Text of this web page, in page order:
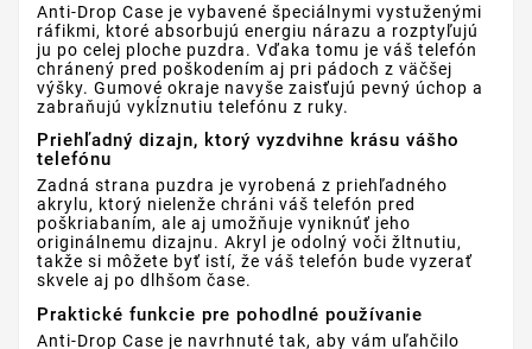
Anti-Drop Case je vybavené špeciálnymi vystuženými
ráfikmi, ktoré absorbujú energiu nárazu a rozptyľujú
ju po celej ploche puzdra. Vďaka tomu je váš telefón
chránený pred poškodením aj pri pádoch z väčšej
výšky. Gumové okraje navyše zaisťujú pevný úchop a
zabraňujú vykĺznutiu telefónu z ruky.
Priehľadný dizajn, ktorý vyzdvihne krásu vášho
telefónu
Zadná strana puzdra je vyrobená z priehľadného
akrylu, ktorý nielenže chráni váš telefón pred
poškriabaním, ale aj umožňuje vyniknúť jeho
originálnemu dizajnu. Akryl je odolný voči žltnutiu,
takže si môžete byť istí, že váš telefón bude vyzerať
skvele aj po dlhšom čase.
Praktické funkcie pre pohodlné používanie
Anti-Drop Case je navrhnuté tak, aby vám uľahčilo